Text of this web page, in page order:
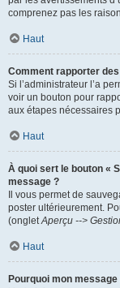
comprenez pas les
Haut
Comment rapporter
Si l’administrateur l’a
voir un bouton pour
aux étapes nécessaires
Haut
À quoi sert le bouton «
message ?
Il vous permet de
poster ultérieurement.
(ongletAperçu -->
Haut
Pourquoi mon